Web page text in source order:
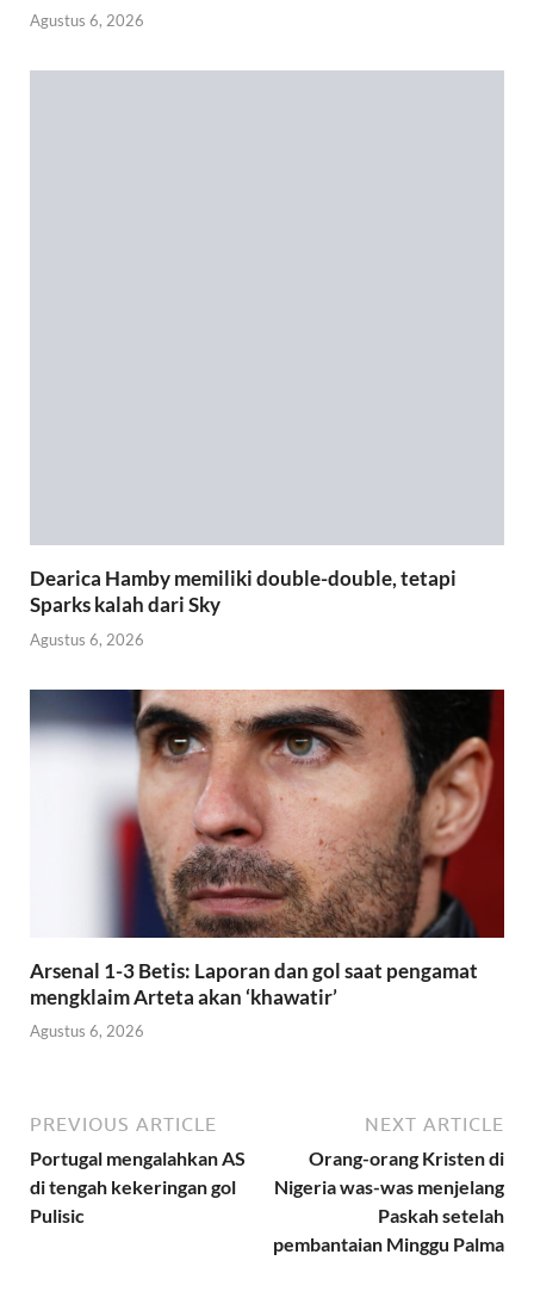
Agustus 6, 2026
Dearica Hamby memiliki double-double, tetapi
Sparks kalah dari Sky
Agustus 6, 2026
Arsenal 1-3 Betis: Laporan dan gol saat pengamat
mengklaim Arteta akan ‘khawatir’
Agustus 6, 2026
PREVIOUS ARTICLE
Portugal mengalahkan AS
di tengah kekeringan gol
Pulisic
NEXT ARTICLE
Orang-orang Kristen di
Nigeria was-was menjelang
Paskah setelah
pembantaian Minggu Palma